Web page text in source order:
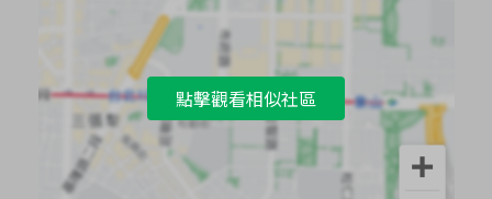
點擊觀看相似社區